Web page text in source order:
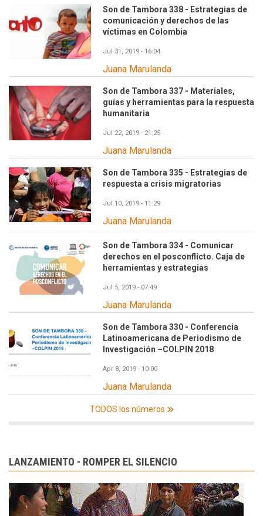
Son de Tambora 338 - Estrategias de
comunicación y derechos de las
víctimas en Colombia
Jul 31, 2019 - 16:04
Juana Marulanda
Son de Tambora 337 - Materiales,
guías y herramientas para la respuesta
humanitaria
Jul 22, 2019 - 21:25
Juana Marulanda
Son de Tambora 335 - Estrategias de
respuesta a crisis migratorias
Jul 10, 2019 - 11:29
Juana Marulanda
Son de Tambora 334 - Comunicar
derechos en el posconflicto. Caja de
herramientas y estrategias
Jul 5, 2019 - 07:49
Juana Marulanda
Son de Tambora 330 - Conferencia
Latinoamericana de Periodismo de
Investigación –COLPIN 2018
Apr 8, 2019 - 10:00
Juana Marulanda
TODOS los números
LANZAMIENTO - ROMPER EL SILENCIO